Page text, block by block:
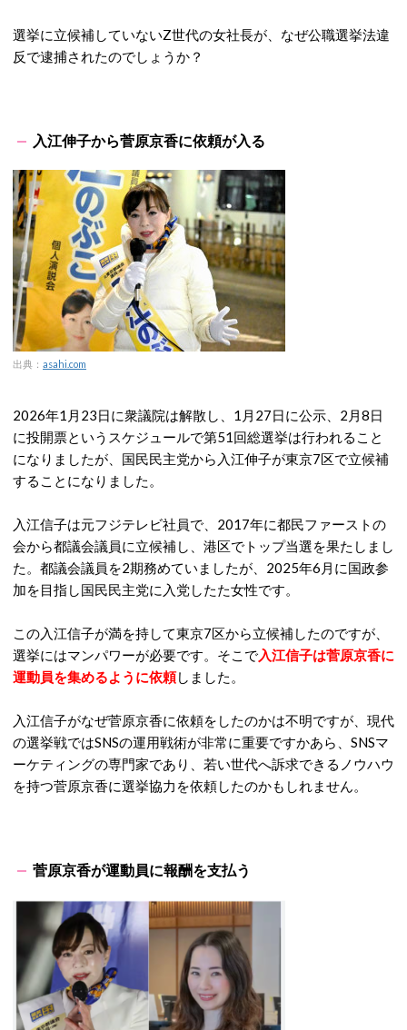
選挙に立候補していないZ世代の女社長が、なぜ公職選挙法違
反で逮捕されたのでしょうか？
入江伸子から菅原京香に依頼が入る
出典： asahi.com
2026年1月23日に衆議院は解散し、1月27日に公示、2月8日
に投開票というスケジュールで第51回総選挙は行われること
になりましたが、国民民主党から入江伸子が東京7区で立候補
することになりました。
入江信子は元フジテレビ社員で、2017年に都民ファーストの
会から都議会議員に立候補し、港区でトップ当選を果たしまし
た。都議会議員を2期務めていましたが、2025年6月に国政参
加を目指し国民民主党に入党したた女性です。
この入江信子が満を持して東京7区から立候補したのですが、
選挙にはマンパワーが必要です。そこで入江信子は菅原京香に
運動員を集めるように依頼しました。
入江信子がなぜ菅原京香に依頼をしたのかは不明ですが、現代
の選挙戦ではSNSの運用戦術が非常に重要ですかあら、SNSマ
ーケティングの専門家であり、若い世代へ訴求できるノウハウ
を持つ菅原京香に選挙協力を依頼したのかもしれません。
菅原京香が運動員に報酬を支払う